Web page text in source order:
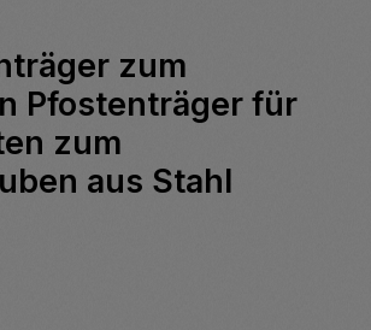
zum
Pfostenträger für
zum
aus Stahl